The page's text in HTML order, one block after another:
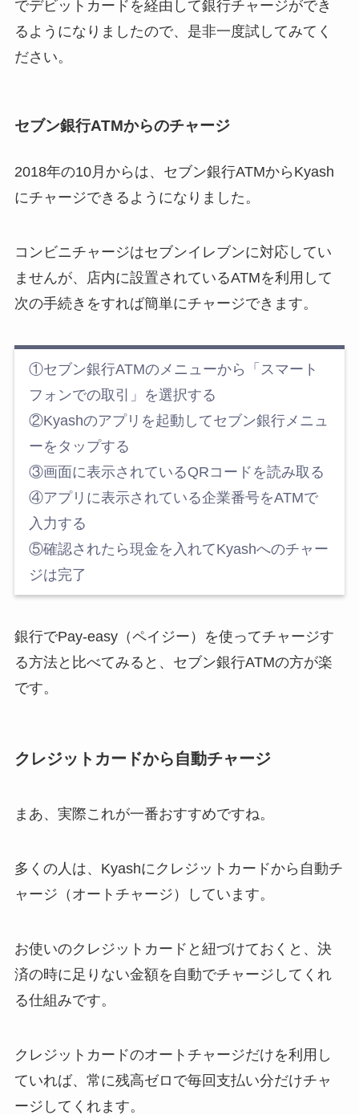
でデビットカードを経由して銀行チャージができ
るようになりましたので、是非一度試してみてく
ださい。
セブン銀行ATMからのチャージ
2018年の10月からは、セブン銀行ATMからKyash
にチャージできるようになりました。
コンビニチャージはセブンイレブンに対応してい
ませんが、店内に設置されているATMを利用して
次の手続きをすれば簡単にチャージできます。
①セブン銀行ATMのメニューから「スマート
フォンでの取引」を選択する
②Kyashのアプリを起動してセブン銀行メニュ
ーをタップする
③画面に表示されているQRコードを読み取る
④アプリに表示されている企業番号をATMで
入力する
⑤確認されたら現金を入れてKyashへのチャー
ジは完了
銀行でPay-easy（ペイジー）を使ってチャージす
る方法と比べてみると、セブン銀行ATMの方が楽
です。
クレジットカードから自動チャージ
まあ、実際これが一番おすすめですね。
多くの人は、Kyashにクレジットカードから自動チ
ャージ（オートチャージ）しています。
お使いのクレジットカードと紐づけておくと、決
済の時に足りない金額を自動でチャージしてくれ
る仕組みです。
クレジットカードのオートチャージだけを利用し
ていれば、常に残高ゼロで毎回支払い分だけチャ
ージしてくれます。